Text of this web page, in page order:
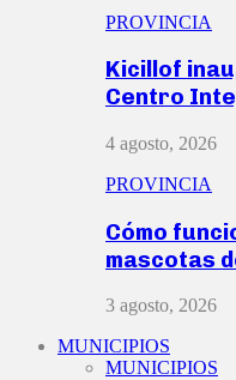
PROVINCIA
Kicillof
Centro
4 agosto, 2026
PROVINCIA
Cómo
mascotas
3 agosto, 2026
MUNICIPIOS
MUNICIPIOS